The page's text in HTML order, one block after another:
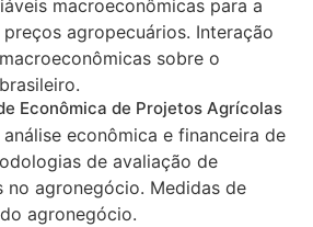
macroeconômicas para a
agropecuários. Interação
sobre o
Econômica de Projetos Agrícolas
econômica e financeira de
de avaliação de
no agronegócio. Medidas de
agronegócio.